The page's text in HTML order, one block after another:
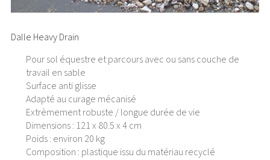
Dalle Heavy Drain
Pour sol équestre et parcours avec ou sans couche de
travail en sable
Surface anti glisse
Adapté au curage mécanisé
Extrèmement robuste / longue durée de vie
Dimensions : 121 x 80.5 x 4 cm
Poids : environ 20 kg
Composition : plastique issu du matériau recyclé